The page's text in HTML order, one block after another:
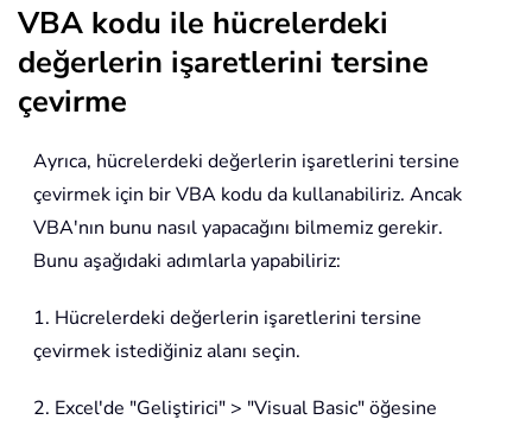
VBA kodu ile hücrelerdeki
değerlerin işaretlerini tersine
çevirme
Ayrıca, hücrelerdeki değerlerin işaretlerini tersine
çevirmek için bir VBA kodu da kullanabiliriz. Ancak
VBA'nın bunu nasıl yapacağını bilmemiz gerekir.
Bunu aşağıdaki adımlarla yapabiliriz:
1. Hücrelerdeki değerlerin işaretlerini tersine
çevirmek istediğiniz alanı seçin.
2. Excel'de "Geliştirici" > "Visual Basic" öğesine